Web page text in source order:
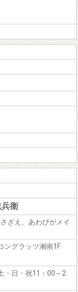
衛
ざえ、あわびがメイ
グラッツ湘南1F
日・祝11：00～2